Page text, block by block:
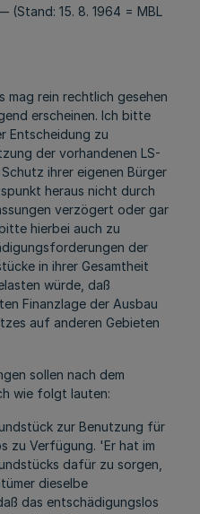
(Stand: 15. 8. 1964 = MBL
mag rein rechtlich gesehen
erscheinen. Ich bitte
Entscheidung zu
der vorhandenen LS-
ihrer eigenen Bürger
heraus nicht durch
verzögert oder gar
hierbei auch zu
der
in ihrer Gesamtheit
würde, daß
Finanzlage der Ausbau
auf anderen Gebieten
sollen nach dem
wie folgt lauten:
zur Benutzung für
zu Verfügung. 'Er hat im
dafür zu sorgen,
dieselbe
das entschädigungslos